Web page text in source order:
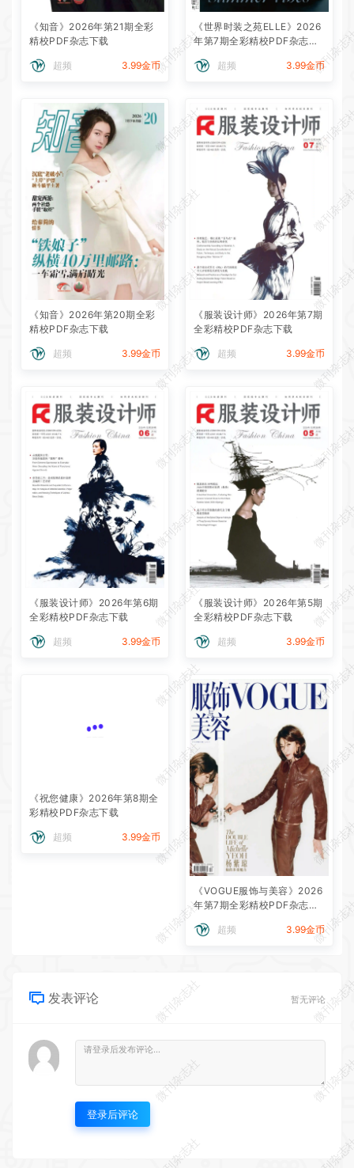
《知音》2026年第21期全彩
精校PDF杂志下载
超频 3.99金币
《世界时装之苑ELLE》2026
年第7期全彩精校PDF杂志下
超频
3.99金币
《知音》2026年第20期全彩
精校PDF杂志下载
超频 3.99金币
《服装设计师》2026年第7期
全彩精校PDF杂志下载
超频 3.99金币
《服装设计师》2026年第6期
全彩精校PDF杂志下载
超频 3.99金币
《服装设计师》2026年第5期
全彩精校PDF杂志下载
超频 3.99金币
《祝您健康》2026年第8期全
彩精校PDF杂志下载
超频 3.99金币
《VOGUE服饰与美容》2026
年第7期全彩精校PDF杂志下
超频
3.99金币
发表评论 暂无评论
登录后评论
微刊杂志社
微刊杂
微刊杂志社
微刊杂
微刊杂志社
微刊杂
微刊杂志社
微刊杂
微刊杂志社
微刊杂
微刊杂志社
微刊杂
微刊杂志社
微刊杂
微刊杂志社
微刊杂
微刊杂志社
微刊杂
微刊杂志社
微刊杂
微刊杂志社 微刊杂
微刊杂志社
微刊杂
微刊杂志社
微刊杂
微刊杂志社
微刊杂